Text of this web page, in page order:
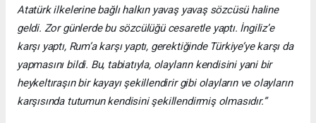
Atatürk ilkelerine bağlı halkın yavaş yavaş sözcüsü haline
geldi. Zor günlerde bu sözcülüğü cesaretle yaptı. İngiliz’e
karşı yaptı, Rum’a karşı yaptı, gerektiğinde Türkiye’ye karşı da
yapmasını bildi. Bu, tabiatıyla, olayların kendisini yani bir
heykeltıraşın bir kayayı şekillendirir gibi olayların ve olayların
karşısında tutumun kendisini şekillendirmiş olmasıdır.”